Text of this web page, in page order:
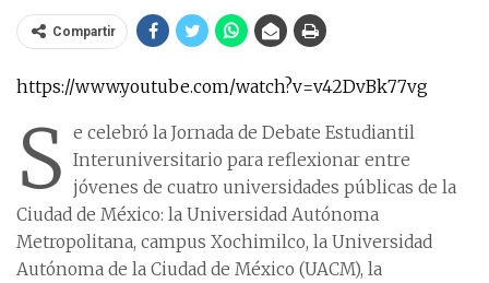
Compartir
https://www.youtube.com/watch?v=v42DvBk77vg
S e celebró la Jornada de Debate Estudiantil
Interuniversitario para reflexionar entre
jóvenes de cuatro universidades públicas de la
Ciudad de México: la Universidad Autónoma
Metropolitana, campus Xochimilco, la Universidad
Autónoma de la Ciudad de México (UACM), la